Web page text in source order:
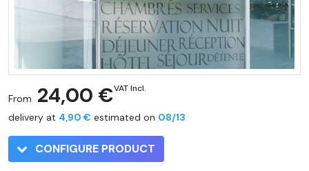
From 24,00 €VAT Incl.
delivery at 4,90 € estimated on 08/13
CONFIGURE PRODUCT